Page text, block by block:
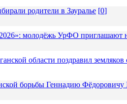
родители в Зауралье [0]
молодёжь УрФО приглашают
области поздравил
борьбы Геннадию Фёдоровичу